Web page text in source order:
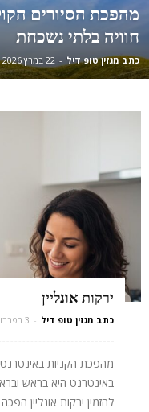
מהפכת הסיורים
חוויה בלתי נשכחת
כתב מגזין טופ דיל - 22 במרץ 2026
ירקות אונליין
כתב מגזין טופ דיל - 3 בפברואר 2026
מהפכת הקניות באינטרנט
באינטרנט היא בראש
להזמין ירקות אונליין